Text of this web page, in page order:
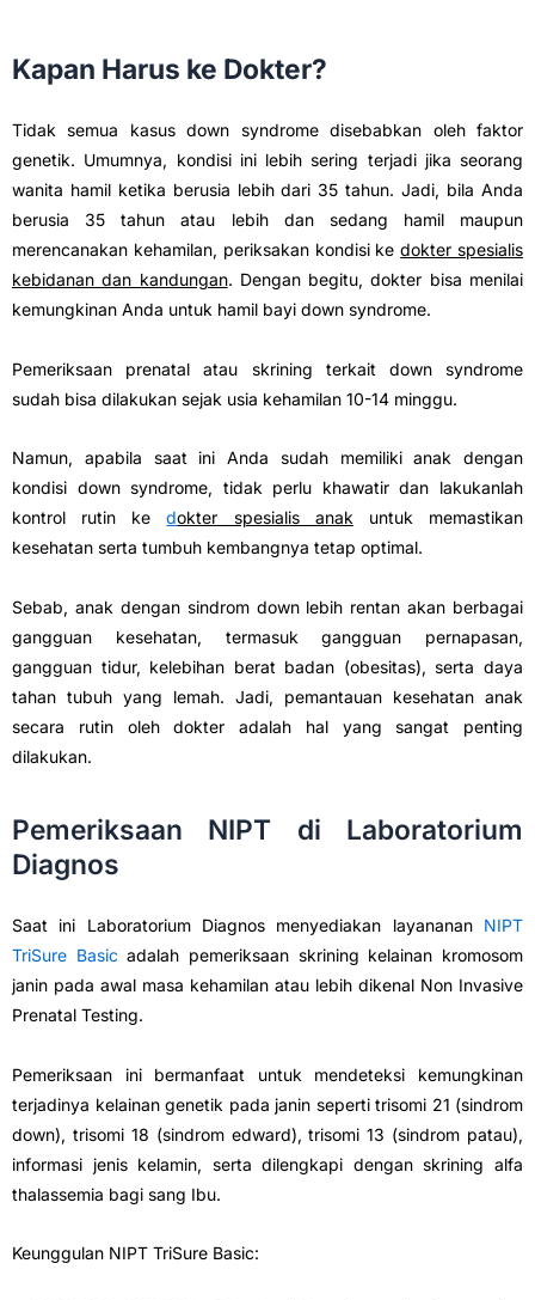
Kapan Harus ke Dokter?
Tidak semua kasus down syndrome disebabkan oleh faktor
genetik. Umumnya, kondisi ini lebih sering terjadi jika seorang
wanita hamil ketika berusia lebih dari 35 tahun. Jadi, bila Anda
berusia 35 tahun atau lebih dan sedang hamil maupun
merencanakan kehamilan, periksakan kondisi kedokter spesialis
kebidanan dan kandungan. Dengan begitu, dokter bisa menilai
kemungkinan Anda untuk hamil bayi down syndrome.
Pemeriksaan prenatal atau skrining terkait down syndrome
sudah bisa dilakukan sejak usia kehamilan 10-14 minggu.
Namun, apabila saat ini Anda sudah memiliki anak dengan
kondisi down syndrome, tidak perlu khawatir dan lakukanlah
kontrol rutin kedokter spesialis anak untuk memastikan
kesehatan serta tumbuh kembangnya tetap optimal.
Sebab, anak dengan sindrom down lebih rentan akan berbagai
gangguan kesehatan, termasuk gangguan pernapasan,
gangguan tidur, kelebihan berat badan (obesitas), serta daya
tahan tubuh yang lemah. Jadi, pemantauan kesehatan anak
secara rutin oleh dokter adalah hal yang sangat penting
dilakukan.
Pemeriksaan NIPT di Laboratorium
Diagnos
Saat ini Laboratorium Diagnos menyediakan layananan NIPT
TriSure Basicadalah pemeriksaan skrining kelainan kromosom
janin pada awal masa kehamilan atau lebih dikenal Non Invasive
Prenatal Testing.
Pemeriksaan ini bermanfaat untuk mendeteksi kemungkinan
terjadinya kelainan genetik pada janin seperti trisomi 21 (sindrom
down), trisomi 18 (sindrom edward), trisomi 13 (sindrom patau),
informasi jenis kelamin, serta dilengkapi dengan skrining alfa
thalassemia bagi sang Ibu.
Keunggulan NIPT TriSure Basic: